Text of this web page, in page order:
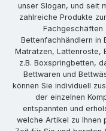
unser Slogan, und seit
zahlreiche Produkte
Fachgeschäften
Bettenfachhändlern in
Matratzen, Lattenroste,
z.B. Boxspringbetten,
Bettwaren und
können Sie individuell
der einzelnen
entspannten und
welche Artikel zu Ihnen